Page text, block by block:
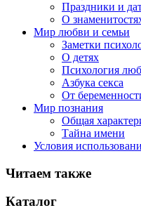
Праздники и
О
Мир любви и семьи
Заметки
О детях
Психология
Азбука секса
От
Мир познания
Общая
Тайна имени
Условия
Читаем также
Каталог